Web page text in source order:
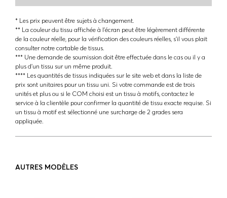
* Les prix peuvent être sujets à changement.
** La couleur du tissu affichée à l'écran peut être légèrement différente
de la couleur réelle, pour la vérification des couleurs réelles, s'il vous plait
consulter notre cartable de tissus.
*** Une demande de soumission doit être effectuée dans le cas ou il y a
plus d'un tissu sur un même produit.
**** Les quantités de tissus indiquées sur le site web et dans la liste de
prix sont unitaires pour un tissu uni. Si votre commande est de trois
unités et plus ou si le COM choisi est un tissu à motifs, contactez le
service à la clientèle pour confirmer la quantité de tissu exacte requise. Si
un tissu à motif est sélectionné une surcharge de 2 grades sera
appliquée.
AUTRES MODÈLES